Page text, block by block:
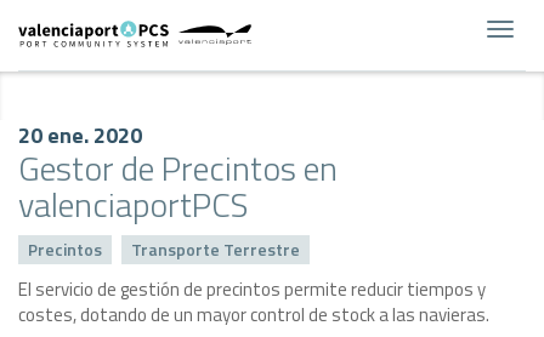
20 ene. 2020
Gestor de Precintos en
valenciaportPCS
Precintos Transporte Terrestre
El servicio de gestión de precintos permite reducir tiempos y
costes, dotando de un mayor control de stock a las navieras.